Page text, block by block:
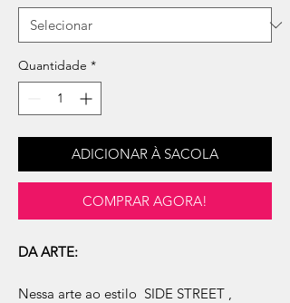
Quantidade *
ADICIONAR À SACOLA
COMPRAR AGORA!
DA ARTE:
Nessa arte ao estilo SIDE STREET ,